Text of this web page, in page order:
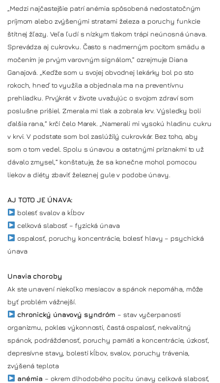
„Medzi najčastejšie patrí anémia spôsobená nedostatočným
príjmom alebo zvýšenými stratami železa a poruchy funkcie
štítnej žľazy. Veľa ľudí s nízkym tlakom trápi neúnosná únava.
Sprevádza aj cukrovku. Často s nadmerným pocitom smädu a
močením je prvým varovným signálom,“ ozrejmuje Diana
Ganajová. „Keďže som u svojej obvodnej lekárky bol po sto
rokoch, hneď to využila a objednala ma na preventívnu
prehliadku. Prvýkrát v živote uvažujúc o svojom zdraví som
poslušne prišiel. Zmerala mi tlak a zobrala krv. Výsledky boli
ďalšia rana,“ krčí čelo Marek. „Namerali mi vysokú hladinu cukru
v krvi. V podstate som bol zaslúžilý cukrovkár. Bez toho, aby
som o tom vedel. Spolu s únavou a ostatnými príznakmi to už
dávalo zmysel,“ konštatuje, že sa konečne mohol pomocou
liekov a diéty zbaviť železnej gule v podobe únavy.
AJ TOTO JE ÚNAVA:
bolesť svalov a kĺbov
celková slabosť – fyzická únava
ospalosť, poruchy koncentrácie, bolesť hlavy – psychická
únava
Unavia choroby
Ak ste unavení niekoľko mesiacov a spánok nepomáha, môže
byť problém vážnejší.
chronický únavový syndróm – stav vyčerpanosti
organizmu, pokles výkonnosti, častá ospalosť, nekvalitný
spánok, podráždenosť, poruchy pamäti a koncentrácie, úzkosť,
depresívne stavy, bolesti kĺbov, svalov, poruchy trávenia,
zvýšená teplota
anémia – okrem dlhodobého pocitu únavy celková slabosť,